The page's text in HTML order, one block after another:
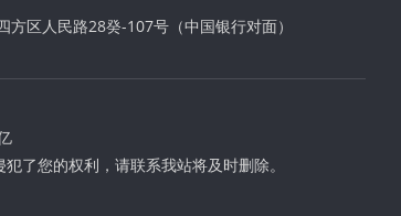
方区人民路28癸-107号（中国银行对面）
了您的权利，请联系我站将及时删除。